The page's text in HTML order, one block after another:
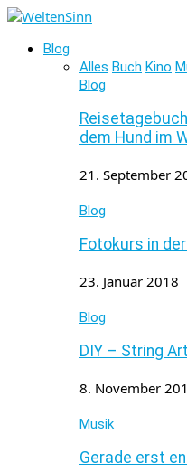
Blog
Alles Buch Kino
Blog
dem Hund im
21. September
Blog
Fotokurs in
23. Januar 2018
Blog
DIY – String Art
8. November
Musik
Gerade erst